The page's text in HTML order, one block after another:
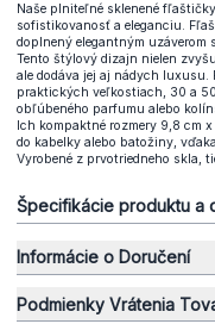
Naše plniteľné sklenené
sofistikovanosť a eleganciu.
doplnený elegantným uzáverom
Tento štýlový dizajn nielen
ale dodáva jej aj nádych
praktických veľkostiach, 30 a
obľúbeného parfumu alebo
Ich kompaktné rozmery 9,8 cm
do kabelky alebo batožiny,
Vyrobené z prvotriedneho skla,
Špecifikácie produktu a
Informácie o Doručení
Podmienky Vrátenia